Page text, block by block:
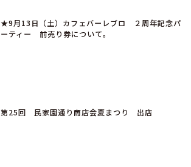
★9月13日（土）カフェバーレブロ ２周年記念パ
ーティー 前売り券について。
第25回 民家園通り商店会夏まつり 出店